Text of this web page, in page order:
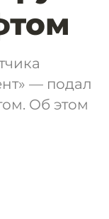
— подал
Об этом